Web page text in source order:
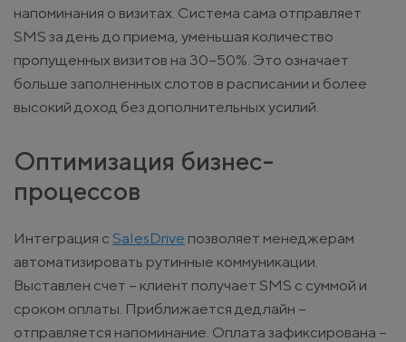
напоминания о визитах. Система сама отправляет
SMS за день до приема, уменьшая количество
пропущенных визитов на 30–50%. Это означает
больше заполненных слотов в расписании и более
высокий доход без дополнительных усилий.
Оптимизация бизнес-
процессов
Интеграция с SalesDrive позволяет менеджерам
автоматизировать рутинные коммуникации.
Выставлен счет – клиент получает SMS с суммой и
сроком оплаты. Приближается дедлайн –
отправляется напоминание. Оплата зафиксирована –